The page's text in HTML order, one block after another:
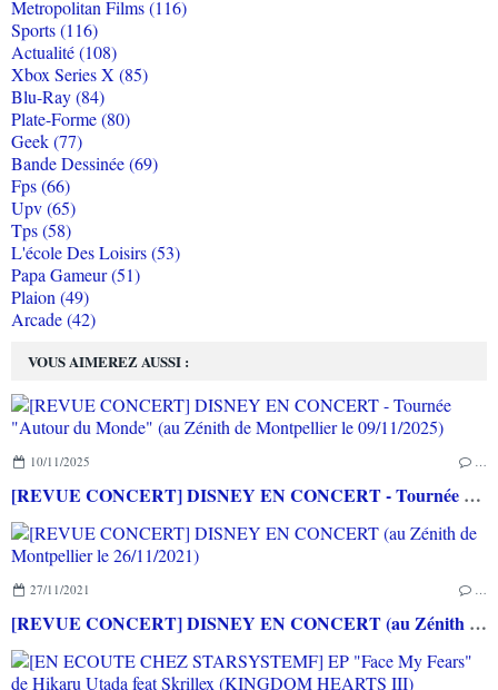
VOUS AIMEREZ AUSSI :
10/11/2025
[REVUE CONCERT] DISNEY EN CONCERT - Tournée "Autour du Monde" (au Zénith de Montpellier le 09/11/2025)
27/11/2021
[REVUE CONCERT] DISNEY EN CONCERT (au Zénith de Montpellier le 26/11/2021)
Metropolitan Films (116)
Sports (116)
Actualité (108)
Xbox Series X (85)
Blu-Ray (84)
Plate-Forme (80)
Geek (77)
Bande Dessinée (69)
Fps (66)
Upv (65)
Tps (58)
L'école Des Loisirs (53)
Papa Gameur (51)
Plaion (49)
Arcade (42)